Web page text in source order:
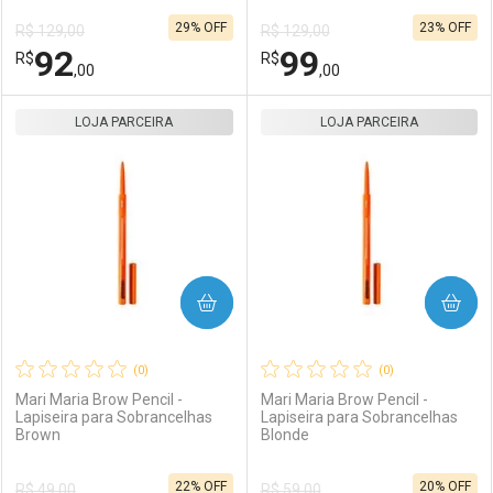
Comprar sem Desconto
Por R$ 55,11/cada
Comprar sem Desconto
Por R$ 55,11/cada
Comprar sem Desconto
Por R$ 92,00/cada
Comprar sem Desconto
Por R$ 92,00/cada
R$ 129,00
R$92,00
29% OFF
Laboratório
Por Menos
R$ 129,00
R$99,00
23% OFF
Laboratório
Por Menos
(0)
Mari Maria Brow Pencil -
Lapiseira para Sobrancelhas
Brown
LOJA PARCEIRA
R$ 49,00
22% OFF
COMPRAR
(0)
Mari Maria Brow Pencil -
Lapiseira para Sobrancelhas
Blonde
LOJA PARCEIRA
R$ 59,00
20% OFF
COMPRAR